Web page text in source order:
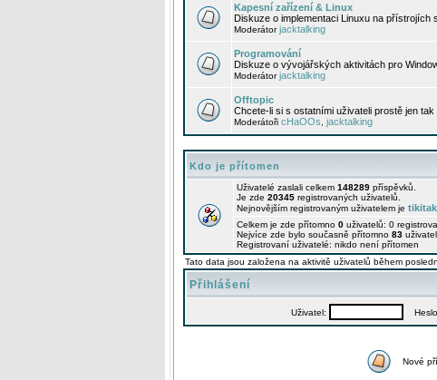
Kapesní zařízení & Linux
Diskuze o implementaci Linuxu na přístrojích
Moderátorjacktalking
Programování
Diskuze o vývojářských aktivitách pro
Moderátorjacktalking
Offtopic
Chcete-li si s ostatními uživateli prostě jen tak
Moderátoři cHaOOs jacktalking
Kdo je přítomen
Uživatelé zaslali celkem 148289 příspěvků.
Je zde 20345 registrovaných uživatelů.
Nejnovějším registrovaným uživatelem je
Celkem je zde přítomno 0 uživatelů: 0
Nejvíce zde bylo současně přítomno 83
Registrovaní uživatelé: nikdo není přítomen
Tato data jsou založena na aktivitě uživatelů během
Přihlášení
Uživatel:
Nové